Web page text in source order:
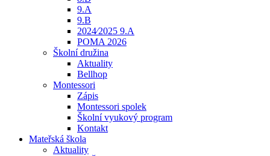
9.A
9.B
2024⁄2025 9.A
POMA 2026
Školní družina
Aktuality
Bellhop
Montessori
Zápis
Montessori spolek
Školní vyukový program
Kontakt
Mateřská škola
Aktuality